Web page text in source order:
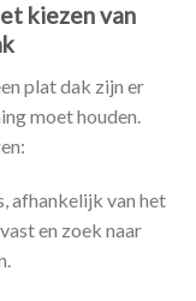
kiezen van
plat dak zijn er
moet houden.
afhankelijk van het
en zoek naar